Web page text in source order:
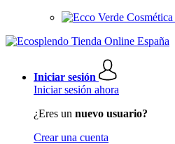
Iniciar sesión
Iniciar sesión ahora
¿Eres un nuevo usuario?
Crear una cuenta